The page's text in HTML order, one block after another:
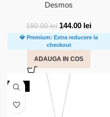
Desmos
180.00lei 144.00 lei
💎 Premium: Extra reducere la
checkout
ADAUGA IN COS
-20%